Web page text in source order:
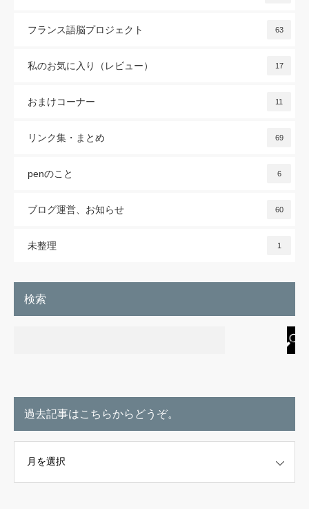
フランス語脳プロジェクト 63
私のお気に入り（レビュー） 17
おまけコーナー 11
リンク集・まとめ 69
penのこと 6
ブログ運営、お知らせ 60
未整理 1
検索
過去記事はこちらからどうぞ。